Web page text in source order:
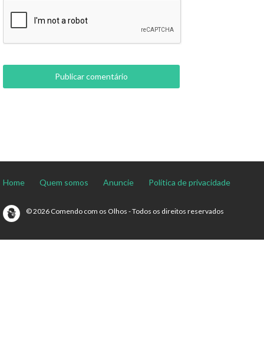
Home Quem somos Anuncie Política de privacidade
© 2026 Comendo com os Olhos - Todos os direitos reservados